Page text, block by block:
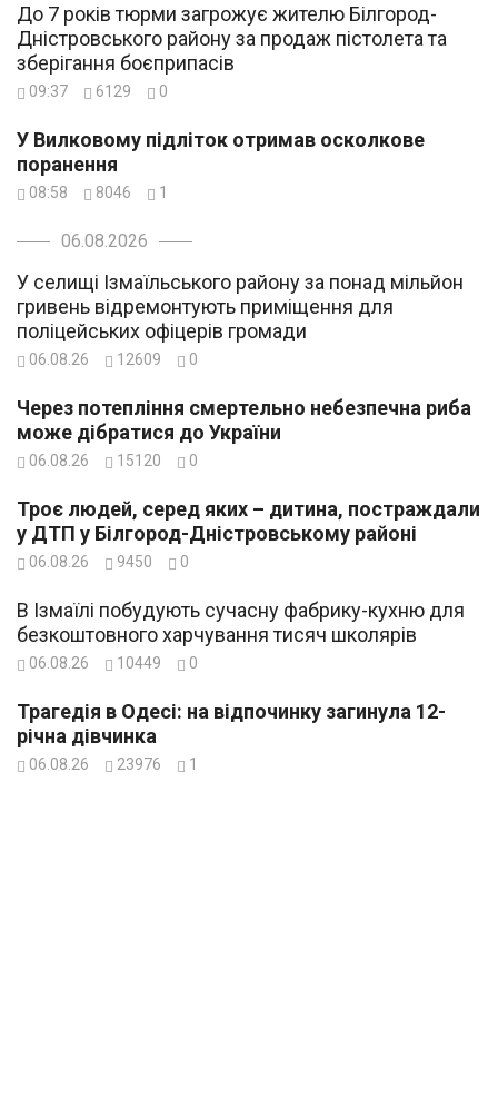
До 7 років тюрми загрожує жителю Білгород-
Дністровського району за продаж пістолета та
зберігання боєприпасів
09:37 6129 0
У Вилковому підліток отримав осколкове
поранення
08:58 8046 1
06.08.2026
У селищі Ізмаїльського району за понад мільйон
гривень відремонтують приміщення для
поліцейських офіцерів громади
06.08.26 12609 0
Через потепління смертельно небезпечна риба
може дібратися до України
06.08.26 15120 0
Троє людей, серед яких – дитина, постраждали
у ДТП у Білгород-Дністровському районі
06.08.26 9450 0
В Ізмаїлі побудують сучасну фабрику-кухню для
безкоштовного харчування тисяч школярів
06.08.26 10449 0
Трагедія в Одесі: на відпочинку загинула 12-
річна дівчинка
06.08.26 23976 1